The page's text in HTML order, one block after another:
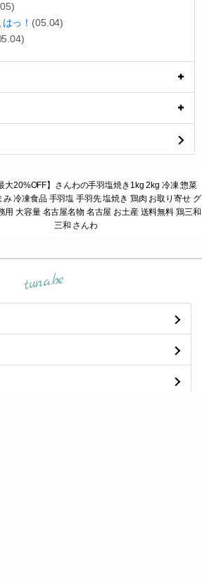
っ！ (05.04)
大20%OFF】さんわの手羽塩焼き1kg 2kg 冷凍 惣菜
み 冷凍食品 手羽塩 手羽先 塩焼き 鶏肉 お取り寄せ グ
用 大容量 名古屋名物 名古屋 お土産 送料無料 鶏三和
三和 さんわ
tuna.be